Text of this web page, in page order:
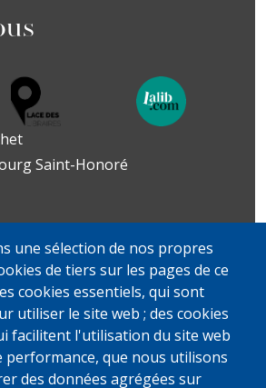
Saint-Honoré
| St-Philippe-du-Roule
Livres et documents
précieux
Lundi sur rendez-vous
Du mardi au vendredi
10h-19h
samedi
une sélection de nos propres
de tiers sur les pages de ce
cookies essentiels, qui sont
utiliser le site web ; des cookies
facilitent l'utilisation du site web
performance, que nous utilisons
des données agrégées sur